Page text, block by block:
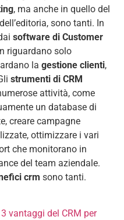
, ma anche in quello del
sono tanti. In
software di Customer
riguardano solo
la gestione clienti,
strumenti di CRM
attività, come
un database di
creare campagne
ottimizzare i vari
che monitorano in
del team aziendale.
crm sono tanti.
I 3 vantaggi del CRM per